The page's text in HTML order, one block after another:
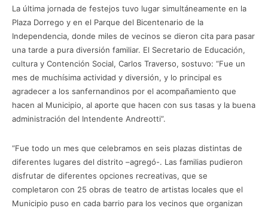
La última jornada de festejos tuvo lugar simultáneamente en la
Plaza Dorrego y en el Parque del Bicentenario de la
Independencia, donde miles de vecinos se dieron cita para pasar
una tarde a pura diversión familiar. El Secretario de Educación,
cultura y Contención Social, Carlos Traverso, sostuvo: “Fue un
mes de muchísima actividad y diversión, y lo principal es
agradecer a los sanfernandinos por el acompañamiento que
hacen al Municipio, al aporte que hacen con sus tasas y la buena
administración del Intendente Andreotti”.
“Fue todo un mes que celebramos en seis plazas distintas de
diferentes lugares del distrito –agregó-. Las familias pudieron
disfrutar de diferentes opciones recreativas, que se
completaron con 25 obras de teatro de artistas locales que el
Municipio puso en cada barrio para los vecinos que organizan